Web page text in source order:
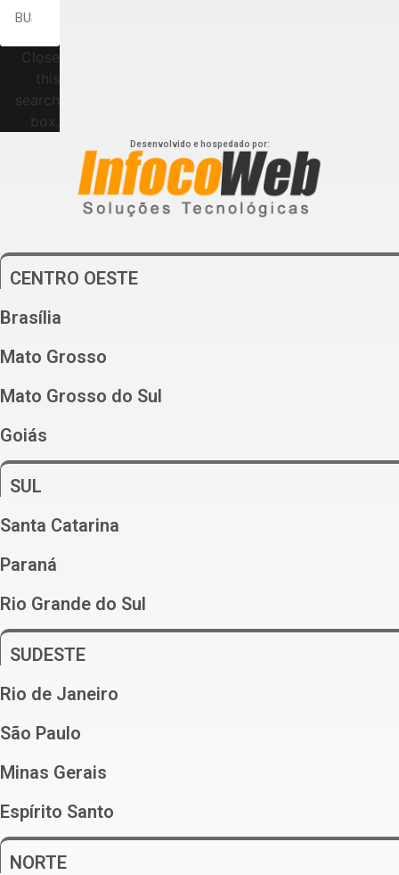
Close
this
search
box.
Desenvolvido e hospedado por:
CENTRO OESTE
Brasília
Mato Grosso
Mato Grosso do Sul
Goiás
SUL
Santa Catarina
Paraná
Rio Grande do Sul
SUDESTE
Rio de Janeiro
São Paulo
Minas Gerais
Espírito Santo
NORTE